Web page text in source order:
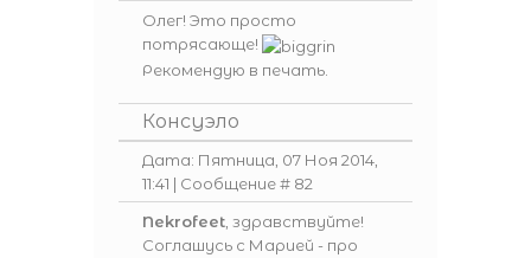
Олег! Это просто
потрясающе!
Рекомендую в печать.
Консуэло
Дата: Пятница, 07 Ноя 2014,
11:41 | Сообщение # 82
Nekrofeet , здравствуйте!
Соглашусь с Марией - про